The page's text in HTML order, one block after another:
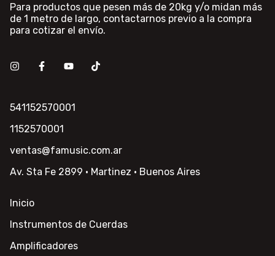
Para productos que pesen más de 20kg y/o midan más
de 1 metro de largo, contactarnos previo a la compra
para cotizar el envío.
541152570001
1152570001
ventas@famusic.com.ar
Av. Sta Fe 2899 · Martinez · Buenos Aires
Inicio
Instrumentos de Cuerdas
Amplificadores